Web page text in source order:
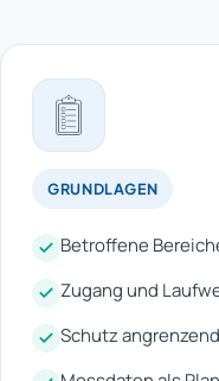
GRUNDLAGEN
Betroffene
Zugang und
Schutz